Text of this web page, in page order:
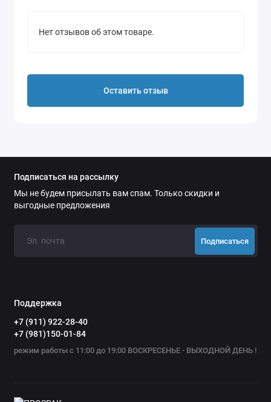
Нет отзывов об этом товаре.
Оставить отзыв
Подписаться на рассылку
Мы не будем присылать вам спам. Только скидки и
выгодные предложения
Подписаться
Поддержка
+7 (911) 922-28-40
+7 (981)150-01-84
режим работы с 11:00 до 19:00 ВОСКРЕСЕНЬЕ - ВЫХОДНОЙ ДЕНЬ !